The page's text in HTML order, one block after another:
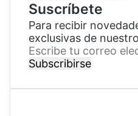
Suscríbete
Para recibir
exclusivas de
E
s
r